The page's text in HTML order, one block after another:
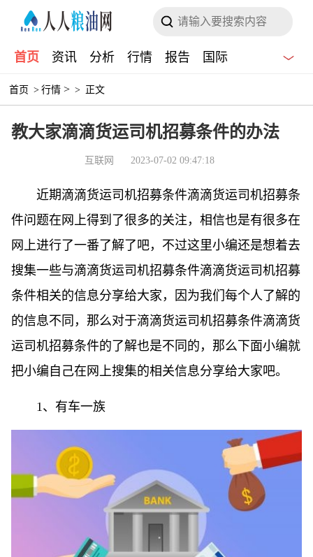
首页 资讯 分析 行情 报告 国际
首页 > 行情 > > 正文
教大家滴滴货运司机招募条件的办法
互联网 2023-07-02 09:47:18
近期滴滴货运司机招募条件滴滴货运司机招募条
件问题在网上得到了很多的关注，相信也是有很多在
网上进行了一番了解了吧，不过这里小编还是想着去
搜集一些与滴滴货运司机招募条件滴滴货运司机招募
条件相关的信息分享给大家，因为我们每个人了解的
的信息不同，那么对于滴滴货运司机招募条件滴滴货
运司机招募条件的了解也是不同的，那么下面小编就
把小编自己在网上搜集的相关信息分享给大家吧。
1、有车一族